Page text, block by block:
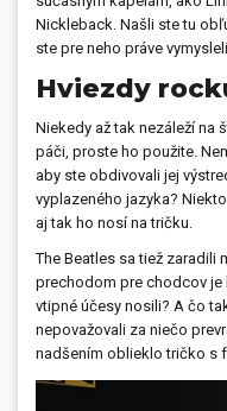
Nickleback. Našli ste tu
ste pre neho práve
Hviezdy
Niekedy až tak nezáleží na
páči, proste ho použite.
aby ste obdivovali jej
vyplazeného jazyka?
aj tak ho nosí na tričku.
The Beatles sa tiež zaradili
prechodom pre chodcov je
vtipné účesy nosili? A čo
nepovažovali za niečo
nadšením oblieklo tričko s